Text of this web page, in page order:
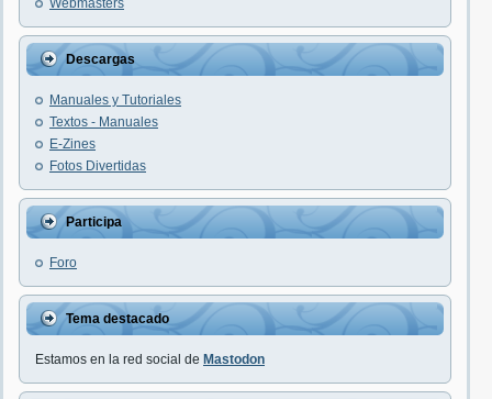
Webmasters
Descargas
Manuales y Tutoriales
Textos - Manuales
E-Zines
Fotos Divertidas
Participa
Foro
Tema destacado
Estamos en la red social de Mastodon